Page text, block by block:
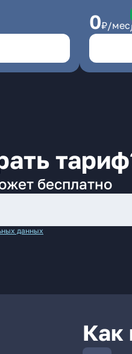
0₽/мес
бесплатно
данных
Как